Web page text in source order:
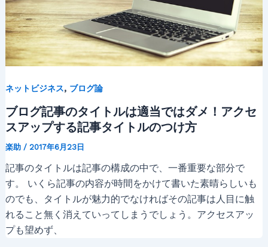
ネットビジネス, ブログ論
ブログ記事のタイトルは適当ではダメ！アクセ
スアップする記事タイトルのつけ方
楽助 / 2017年6月23日
記事のタイトルは記事の構成の中で、一番重要な部分で
す。 いくら記事の内容が時間をかけて書いた素晴らしいも
のでも、タイトルが魅力的でなければその記事は人目に触
れること無く消えていってしまうでしょう。アクセスアッ
プも望めず、